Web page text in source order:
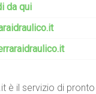
da qui
è il servizio di